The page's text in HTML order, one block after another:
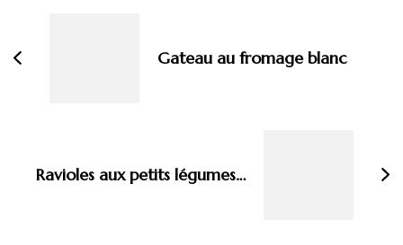
Gateau au fromage blanc
Ravioles aux petits légumes…